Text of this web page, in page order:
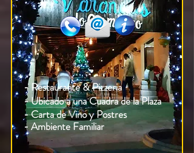
- Restaurante & Pizzeria
- Ubicado a una Cuadra de la Plaza
- Carta de Vino y Postres
- Ambiente Familiar